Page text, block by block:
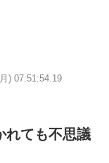
) 07:51:54.19
れても不思議